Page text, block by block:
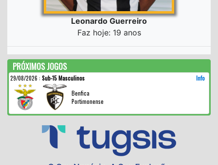
Leonardo Guerreiro
Faz hoje: 19 anos
PRÓXIMOS JOGOS
29/08/2026 : Sub-15 Masculinos
Info
Benfica
Portimonense